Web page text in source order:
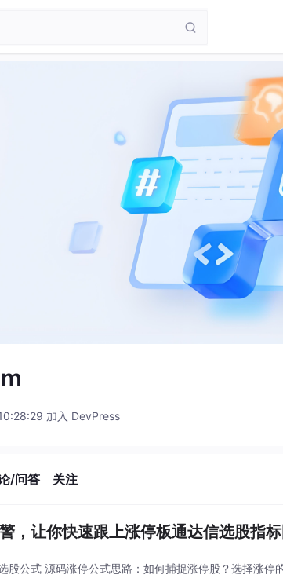
加入 DevPress
/问答 关注
，让你快速跟上涨停板通达信选股指
股公式 源码涨停公式思路：如何捕捉涨停股？选择涨停